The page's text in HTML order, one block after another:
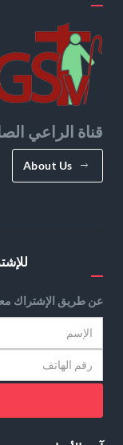
قناة الراعي
About Us
عن طريق الإشتراك